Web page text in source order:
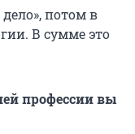
потом в
В сумме это
профессии вы